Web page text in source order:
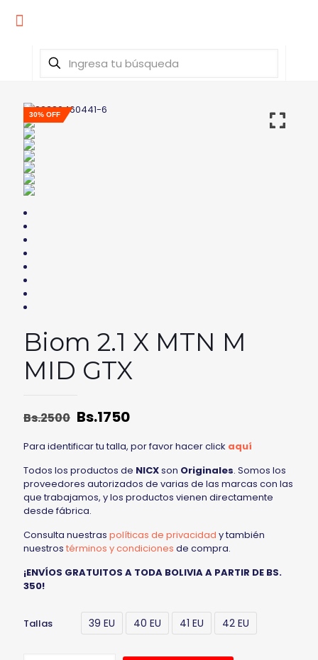
30% OFF
Biom 2.1 X MTN M
MID GTX
Bs.2500 Bs.1750
Para identificar tu talla, por favor hacer click aquí
Todos los productos de NICXson Originales. Somos los
proveedores autorizados de varias de las marcas con las
que trabajamos, y los productos vienen directamente
desde fábrica.
Consulta nuestras políticas de privacidad y también
nuestros términos y condiciones de compra.
¡ENVÍOS GRATUITOS A TODA BOLIVIA A PARTIR DE BS.
350!
Tallas 39 EU 40 EU 41 EU 42 EU